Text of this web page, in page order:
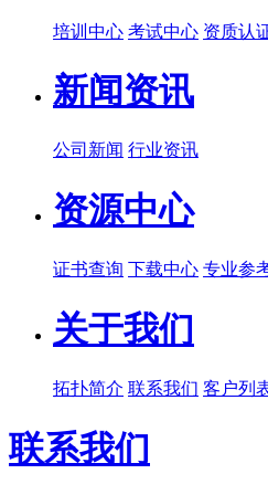
培训中心 考试中心 资质认
新闻资讯
公司新闻 行业资讯
资源中心
证书查询 下载中心 专业参
关于我们
拓扑简介 联系我们 客户列
联系我们